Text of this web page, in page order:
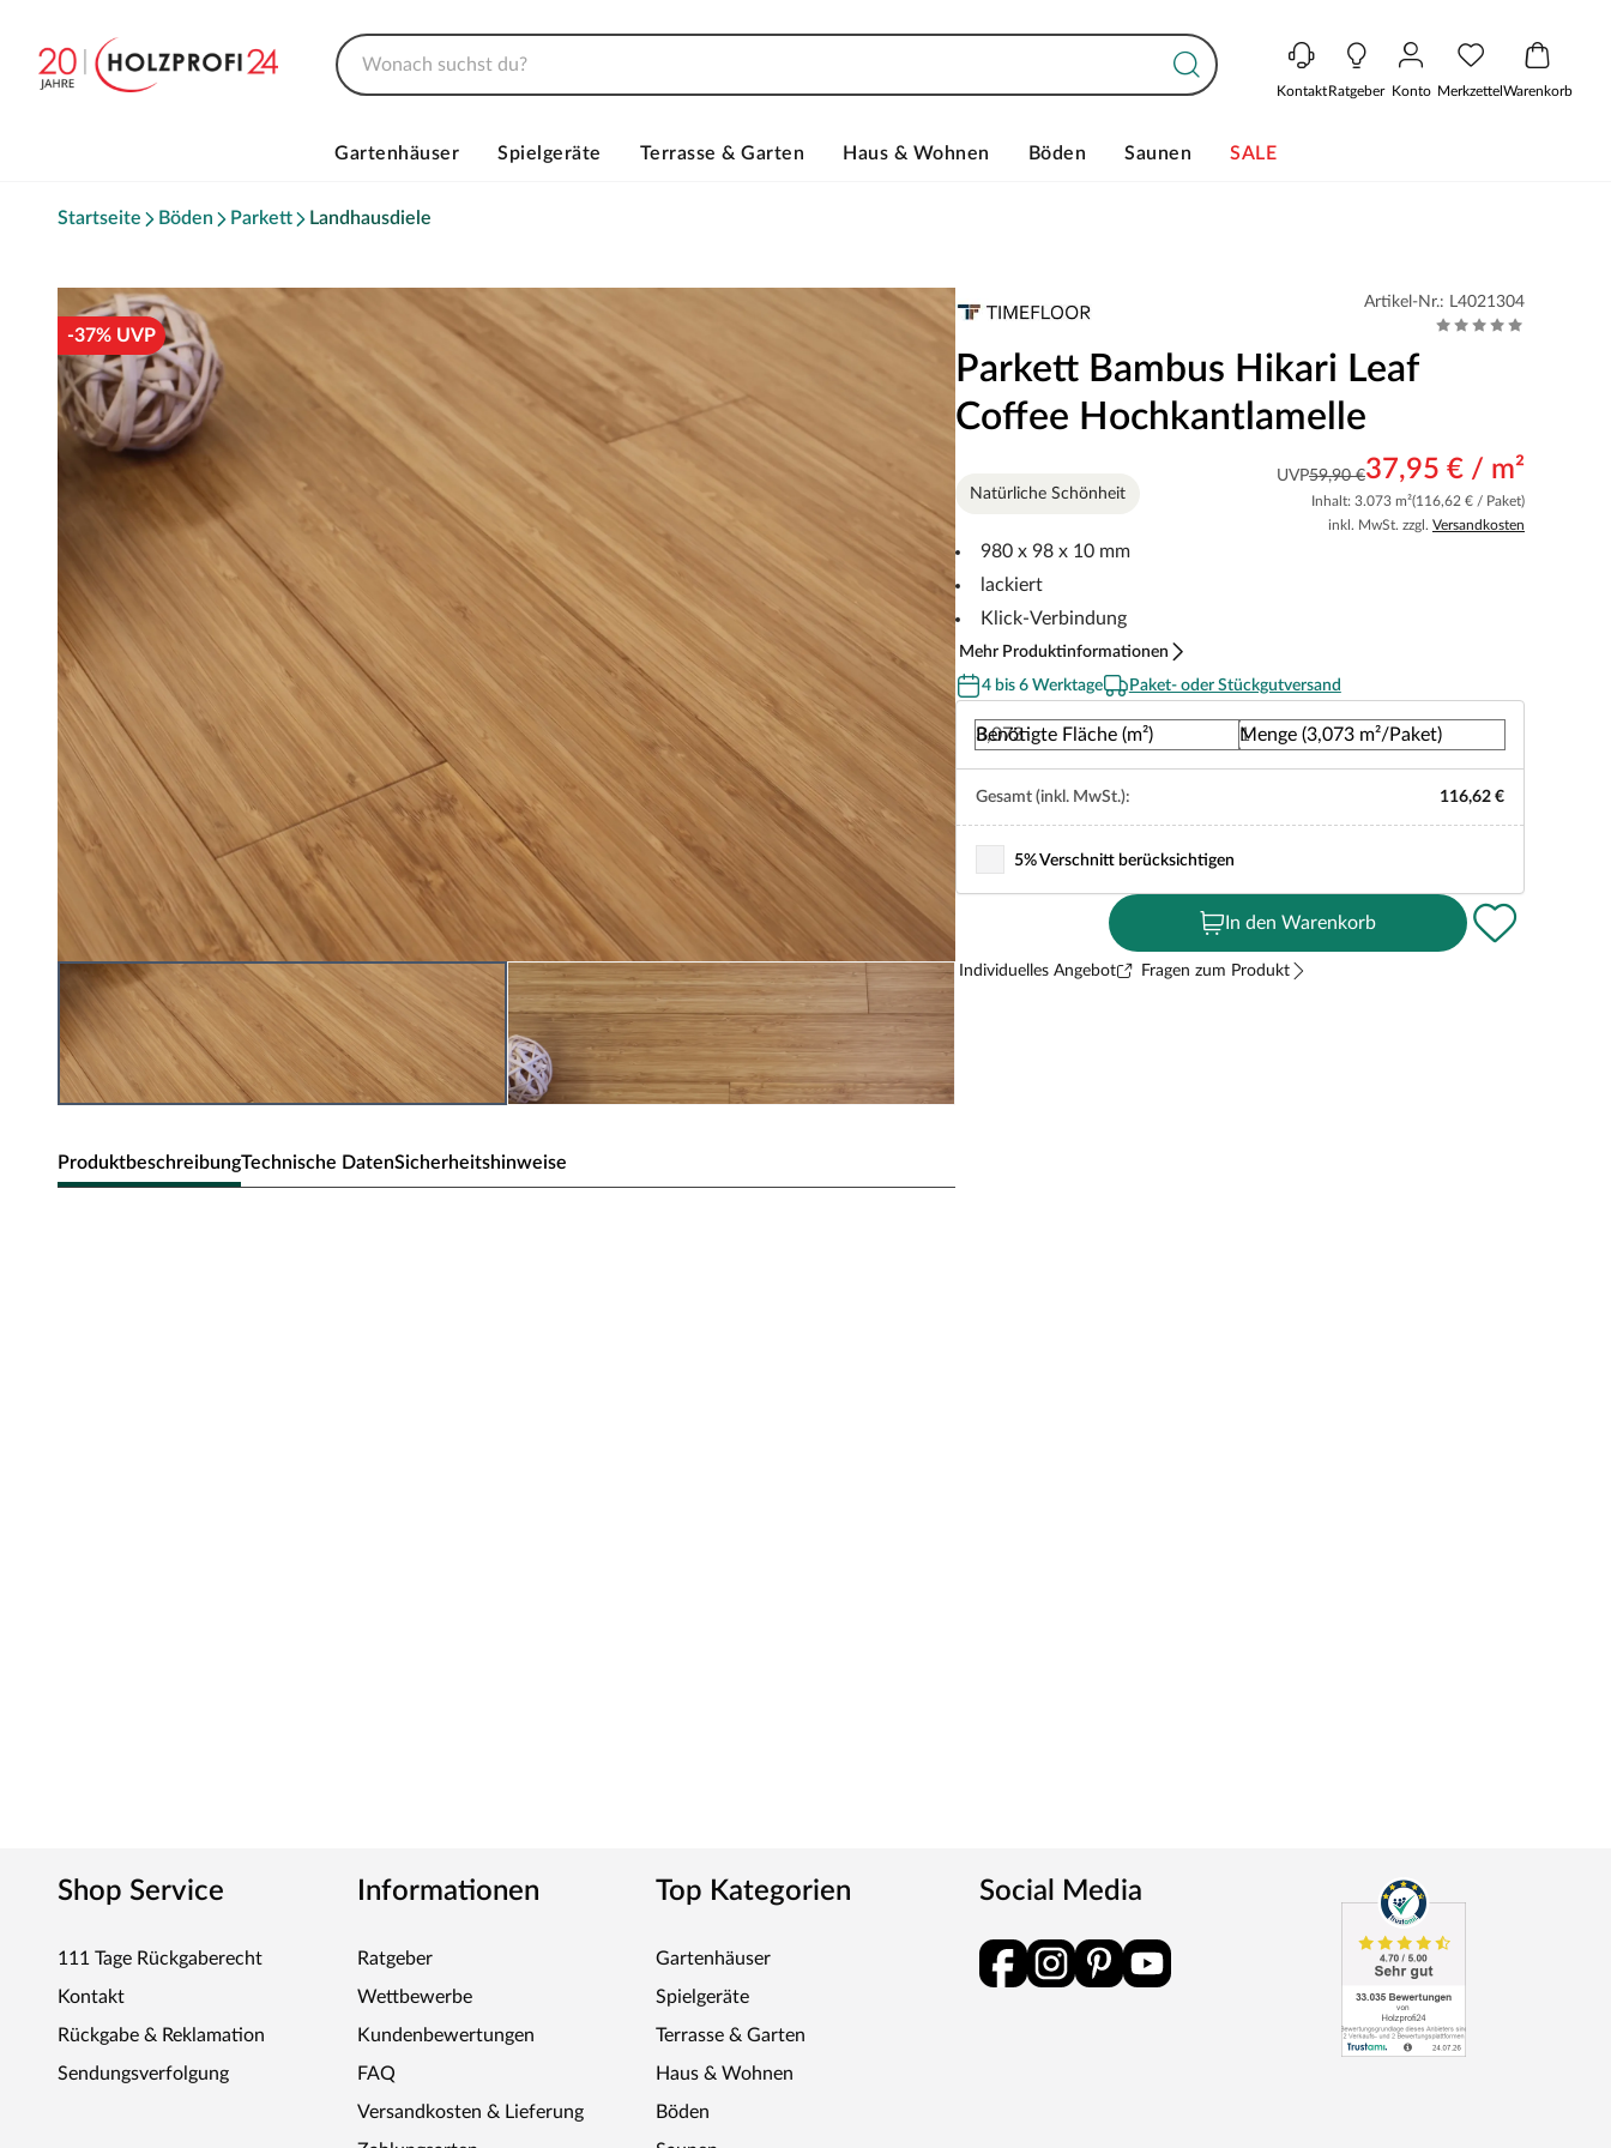
KontaktRatgeber Konto MerkzettelWarenkorb
Gartenhäuser Spielgeräte Terrasse & Garten Haus & Wohnen Böden Saunen SALE
Startseite Böden Parkett Landhausdiele
-37% UVP
ProduktbeschreibungTechnische DatenSicherheitshinweise
anderen Holzarten weit mehr CO2.
wohngesunden Raumumgebung bei.
Mit ihrer Härte und Dichte – vergleichbar mit den besten Hartholzarten – eignen sich Bambus-Bodenbeläge selbst
Meter pro Tag ist Bambus eine besonders nachhaltige Ressource.
Als ein echtes Stück Natur sind Bambus-Bodenbeläge nicht nur eine umweltbewusste, sondern auch eine äußerst
Artikel-Nr.: L4021304
Parkett Bambus Hikari Leaf
Coffee Hochkantlamelle
UVP59,90 €37,95 € / m²
Inhalt: 3.073 m²(116,62 € / Paket)
inkl. MwSt. zzgl. Versandkosten
Natürliche Schönheit
980 x 98 x 10 mm
lackiert
Klick-Verbindung
Mehr Produktinformationen
4 bis 6 Werktage
Paket- oder Stückgutversand
Benötigte Fläche (m²) Menge (3,073 m²/Paket)
Gesamt (inkl. MwSt.): 116,62 €
5% Verschnitt berücksichtigen
In den Warenkorb
Individuelles Angebot Fragen zum Produkt
Shop Service
111 Tage Rückgaberecht
Kontakt
Rückgabe & Reklamation
Sendungsverfolgung
Informationen
Ratgeber
Wettbewerbe
Kundenbewertungen
FAQ
Versandkosten & Lieferung
Top Kategorien
Gartenhäuser
Spielgeräte
Terrasse & Garten
Haus & Wohnen
Böden
Social Media